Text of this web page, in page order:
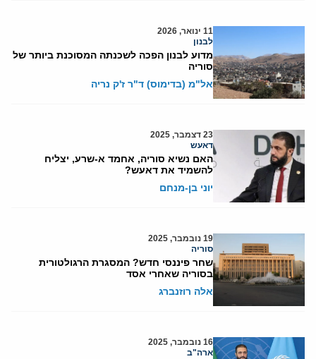
11 ינואר, 2026
לבנון
מדוע לבנון הפכה לשכנתה המסוכנת ביותר של
סוריה
אל"מ (בדימוס) ד"ר ז'ק נריה
23 דצמבר, 2025
דאעש
האם נשיא סוריה, אחמד א-שרע, יצליח
להשמיד את דאעש?
יוני בן-מנחם
19 נובמבר, 2025
סוריה
שחר פיננסי חדש? המסגרת הרגולטורית
בסוריה שאחרי אסד
אלה רוזנברג
16 נובמבר, 2025
ארה"ב